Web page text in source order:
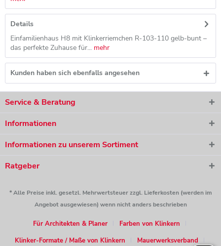
Details
Einfamilienhaus H8 mit Klinkerriemchen R-103-110 gelb-bunt –
das perfekte Zuhause für... mehr
Kunden haben sich ebenfalls angesehen
Service & Beratung
Informationen
Informationen zu unserem Sortiment
Ratgeber
* Alle Preise inkl. gesetzl. Mehrwertsteuer zzgl. Lieferkosten (werden im
Angebot ausgewiesen) wenn nicht anders beschrieben
Für Architekten & Planer
Farben von Klinkern
Klinker-Formate / Maße von Klinkern
Mauerwerksverband